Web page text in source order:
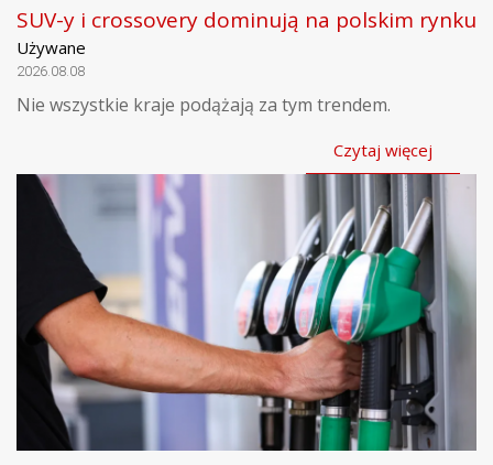
SUV-y i crossovery dominują na polskim rynku
Używane
2026.08.08
Nie wszystkie kraje podążają za tym trendem.
Czytaj więcej